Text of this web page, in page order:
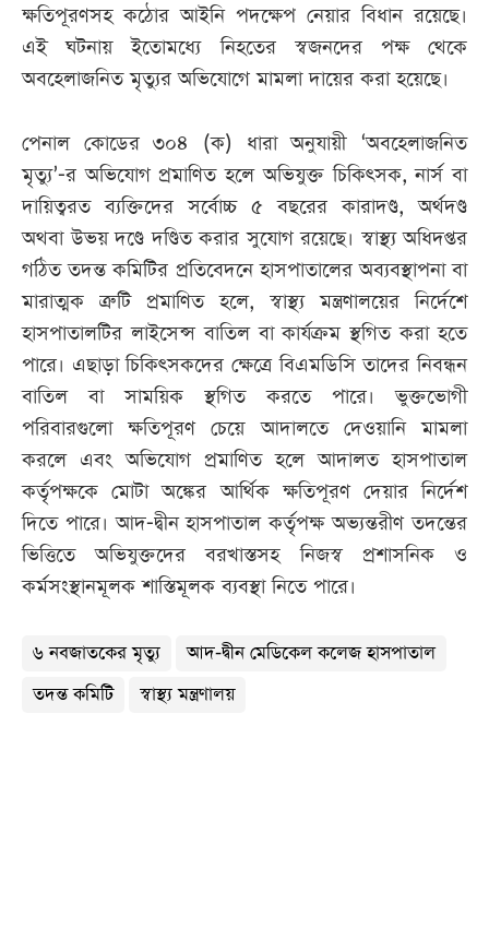
ক্ষতিপূরণসহ কঠোর আইনি পদক্ষেপ নেয়ার বিধান রয়েছে।
এই ঘটনায় ইতোমধ্যে নিহতের স্বজনদের পক্ষ থেকে
অবহেলাজনিত মৃত্যুর অভিযোগে মামলা দায়ের করা হয়েছে।
পেনাল কোডের ৩০৪ (ক) ধারা অনুযায়ী ‘অবহেলাজনিত
মৃত্যু’-র অভিযোগ প্রমাণিত হলে অভিযুক্ত চিকিৎসক, নার্স বা
দায়িত্বরত ব্যক্তিদের সর্বোচ্চ ৫ বছরের কারাদণ্ড, অর্থদণ্ড
অথবা উভয় দণ্ডে দণ্ডিত করার সুযোগ রয়েছে। স্বাস্থ্য অধিদপ্তর
গঠিত তদন্ত কমিটির প্রতিবেদনে হাসপাতালের অব্যবস্থাপনা বা
মারাত্মক ত্রুটি প্রমাণিত হলে, স্বাস্থ্য মন্ত্রণালয়ের নির্দেশে
হাসপাতালটির লাইসেন্স বাতিল বা কার্যক্রম স্থগিত করা হতে
পারে। এছাড়া চিকিৎসকদের ক্ষেত্রে বিএমডিসি তাদের নিবন্ধন
বাতিল বা সাময়িক স্থগিত করতে পারে। ভুক্তভোগী
পরিবারগুলো ক্ষতিপূরণ চেয়ে আদালতে দেওয়ানি মামলা
করলে এবং অভিযোগ প্রমাণিত হলে আদালত হাসপাতাল
কর্তৃপক্ষকে মোটা অঙ্কের আর্থিক ক্ষতিপূরণ দেয়ার নির্দেশ
দিতে পারে। আদ-দ্বীন হাসপাতাল কর্তৃপক্ষ অভ্যন্তরীণ তদন্তের
ভিত্তিতে অভিযুক্তদের বরখাস্তসহ নিজস্ব প্রশাসনিক ও
কর্মসংস্থানমূলক শাস্তিমূলক ব্যবস্থা নিতে পারে।
৬ নবজাতকের মৃত্যু
আদ-দ্বীন মেডিকেল কলেজ হাসপাতাল
তদন্ত কমিটি
স্বাস্থ্য মন্ত্রণালয়